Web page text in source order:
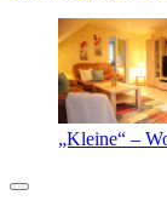
„Kleine“ –